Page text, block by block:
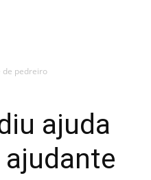
de pedreiro
ajuda